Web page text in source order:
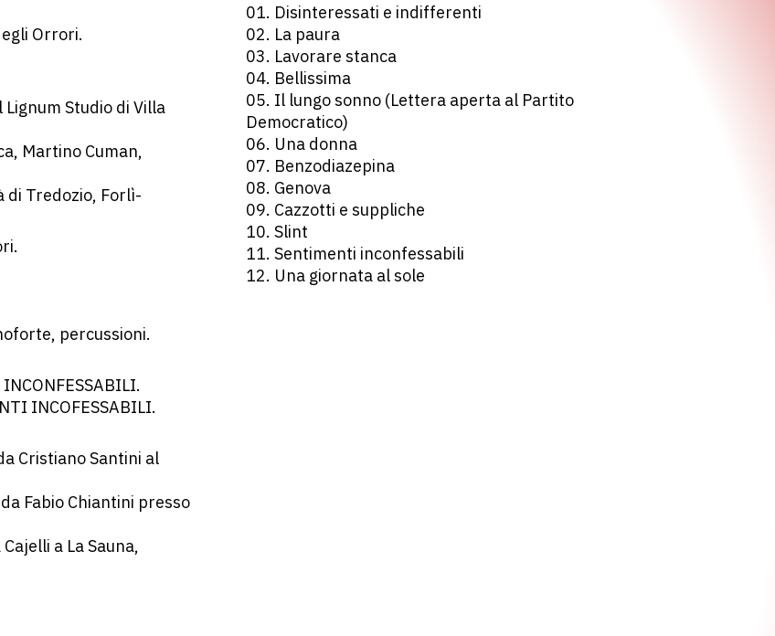
Orrori.
Lignum Studio di Villa
Martino Cuman,
di Tredozio, Forlì-
percussioni.
INCOFESSABILI.
Cristiano Santini al
Fabio Chiantini presso
a La Sauna,
01. Disinteressati e indifferenti
02. La paura
03. Lavorare stanca
04. Bellissima
05. Il lungo sonno (Lettera aperta al Partito
Democratico)
06. Una donna
07. Benzodiazepina
08. Genova
09. Cazzotti e suppliche
10. Slint
11. Sentimenti inconfessabili
12. Una giornata al sole